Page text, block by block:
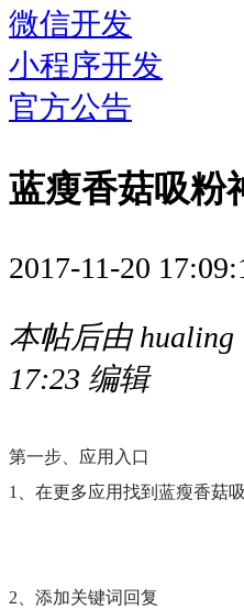
微信开发
小程序开发
官方公告
蓝瘦香菇吸粉
2017-11-20
本帖后由 hualing
17:23 编辑
第一步、应用入口
1、在更多应用找到蓝瘦香菇
2、添加关键词回复